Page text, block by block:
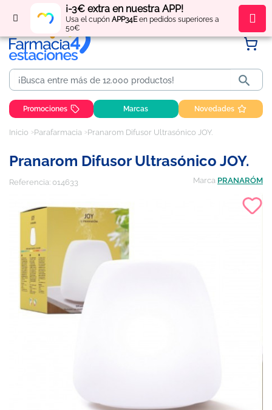
¡-3€ extra en nuestra APP!
Usa el cupón APP34Een pedidos superiores a
50€
Regístratey obténpuntos por tus compras

Promociones Marcas Novedades
Inicio Parafarmacia Pranarom Difusor Ultrasónico JOY.
Pranarom Difusor Ultrasónico JOY.
Referencia: 014633 Marca PRANARÓM